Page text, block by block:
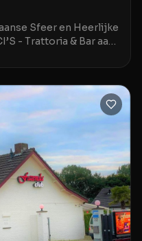
Sfeer en Heerlijke
- Trattoria & Bar aan